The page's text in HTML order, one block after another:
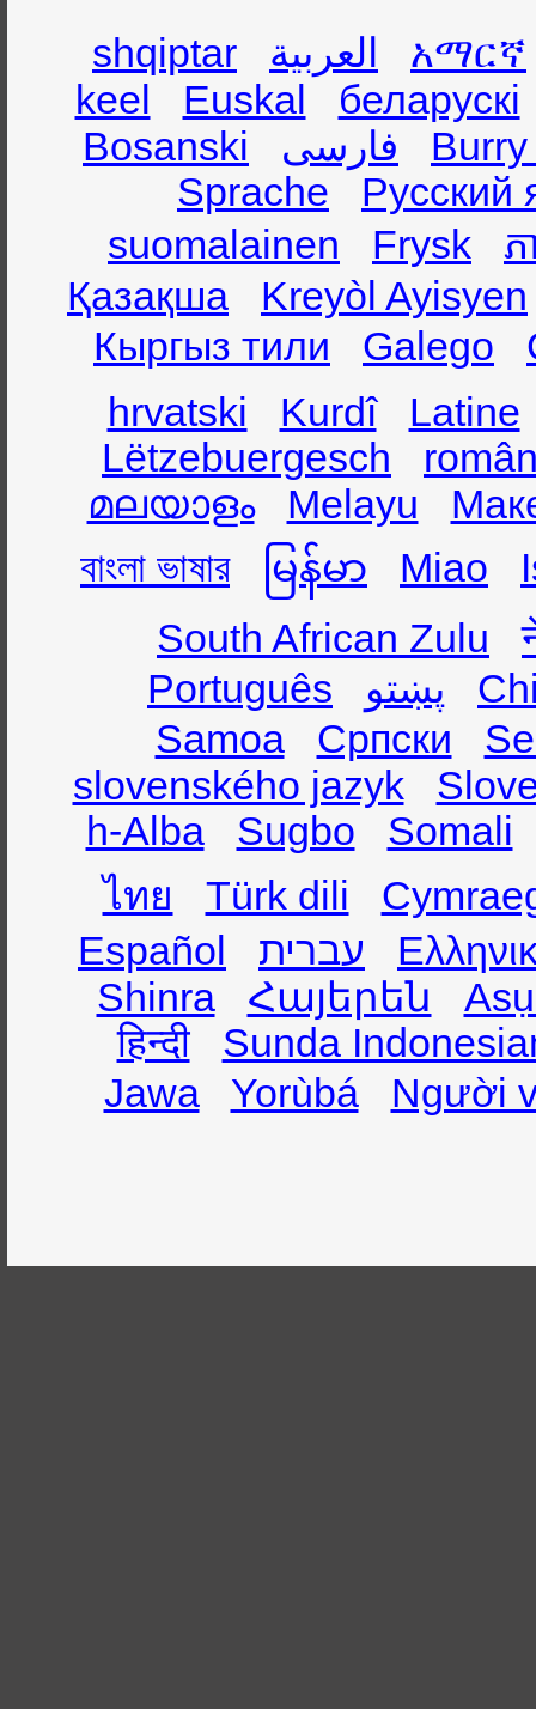
shqiptar العربية
አማርኛ
keel
Euskal
беларускі
Bosanski
فارسی
Sprache
Русский
suomalainen
Frysk
ភ
Қазақша
Kreyòl Ayisyen
Кыргыз тили
Galego
hrvatski
Kurdî
Latine
Lëtzebuergesch
മലയാളം
Melayu
বাংলা ভাষার
မြန်မာ Miao
South African Zulu
Português
پښتو
Samoa
Српски
slovenského jazyk
h-Alba
Sugbo
Somali
ไทย
Türk dili
Español
עברית
Shinra
Հայերեն
हिन्दी
Sunda
Jawa
Yorùbá Người